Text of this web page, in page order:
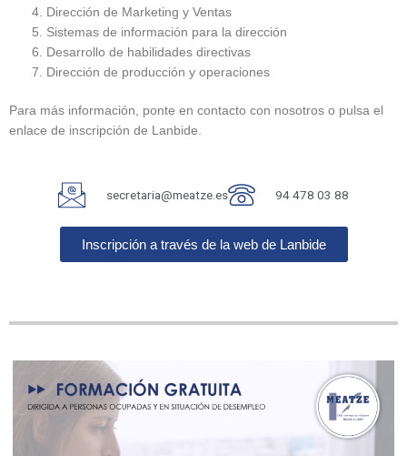
Dirección de Marketing y Ventas
Sistemas de información para la dirección
Desarrollo de habilidades directivas
Dirección de producción y operaciones
Para más información, ponte en contacto con nosotros o pulsa el
enlace de inscripción de Lanbide.
secretaria@meatze.es 94 478 03 88
Inscripción a través de la web de Lanbide